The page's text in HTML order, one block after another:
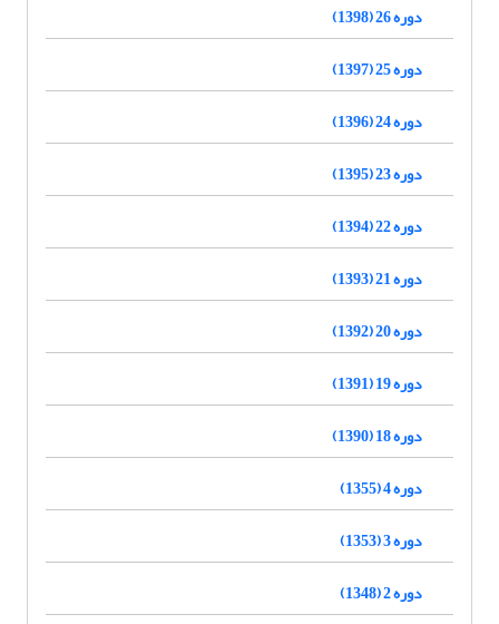
دوره 26 (1398)
دوره 25 (1397)
دوره 24 (1396)
دوره 23 (1395)
دوره 22 (1394)
دوره 21 (1393)
دوره 20 (1392)
دوره 19 (1391)
دوره 18 (1390)
دوره 4 (1355)
دوره 3 (1353)
دوره 2 (1348)